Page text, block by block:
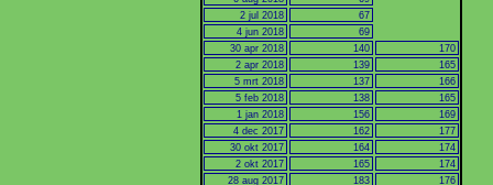
2 jul 2018
67
4 jun 2018
69
30 apr 2018
140
170
2 apr 2018
139
165
5 mrt 2018
137
166
5 feb 2018
138
165
1 jan 2018
156
169
4 dec 2017
162
177
30 okt 2017
164
174
2 okt 2017
165
174
28 aug 2017
183
176